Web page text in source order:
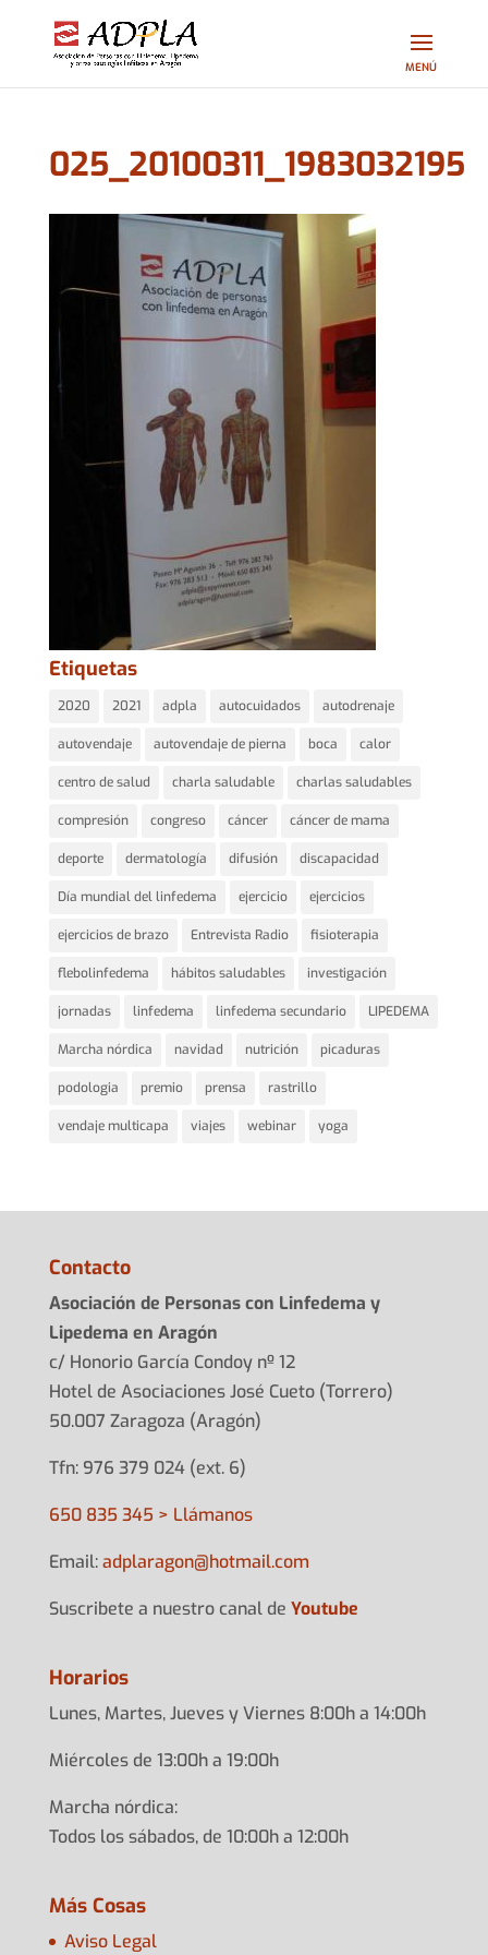
025_20100311_1983032195
Etiquetas
2020 2021 adpla autocuidados autodrenaje
autovendaje autovendaje de pierna boca calor
centro de salud charla saludable charlas saludables
compresión congreso cáncer cáncer de mama
deporte dermatología difusión discapacidad
Día mundial del linfedema ejercicio ejercicios
ejercicios de brazo Entrevista Radio fisioterapia
flebolinfedema hábitos saludables investigación
jornadas linfedema linfedema secundario LIPEDEMA
Marcha nórdica navidad nutrición picaduras
podologia premio prensa rastrillo
vendaje multicapa viajes webinar yoga
Contacto
Asociación de Personas con Linfedema y
Lipedema en Aragón
c/ Honorio García Condoy nº 12
Hotel de Asociaciones José Cueto (Torrero)
50.007 Zaragoza (Aragón)
Tfn: 976 379 024 (ext. 6)
650 835 345 > Llámanos
Email:adplaragon@hotmail.com
Suscribete a nuestro canal de Youtube
Horarios
Lunes, Martes, Jueves y Viernes 8:00h a 14:00h
Miércoles de 13:00h a 19:00h
Marcha nórdica:
Todos los sábados, de 10:00h a 12:00h
Más Cosas
Aviso Legal